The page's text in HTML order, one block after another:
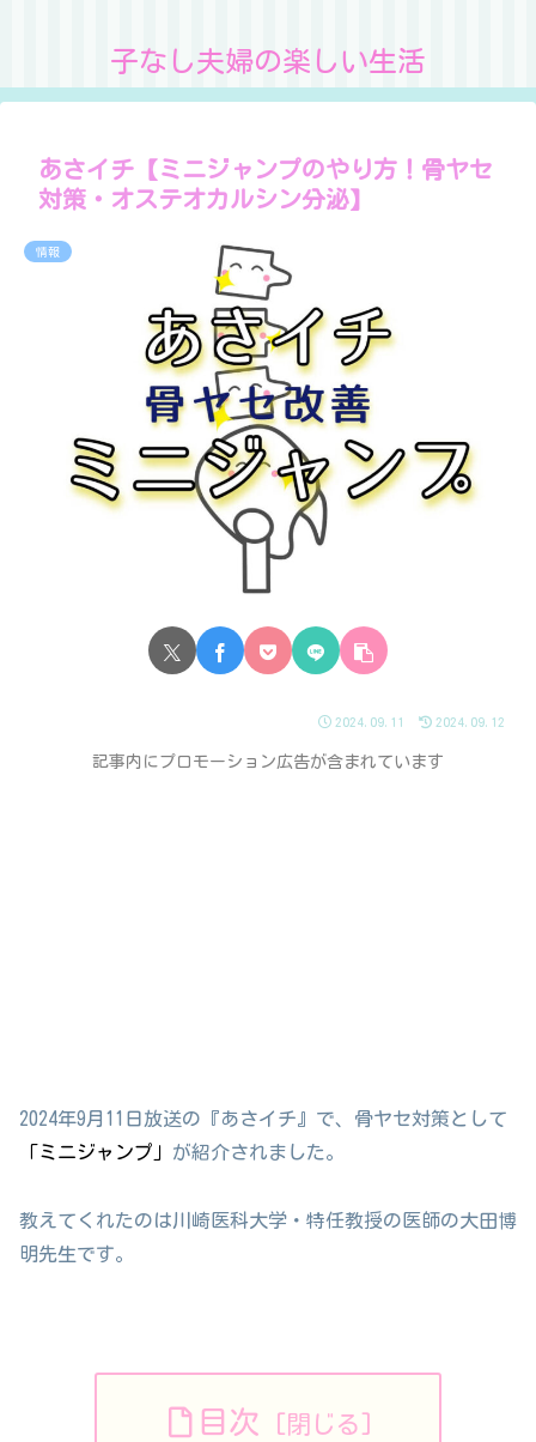
子なし夫婦の楽しい生活
あさイチ【ミニジャンプのやり方！骨ヤセ
対策・オステオカルシン分泌】
情報
2024.09.11 2024.09.12
記事内にプロモーション広告が含まれています
2024年9月11日放送の『あさイチ』で、骨ヤセ対策として
「ミニジャンプ」 が紹介されました。
教えてくれたのは川崎医科大学・特任教授の医師の大田博
明先生です。
目次